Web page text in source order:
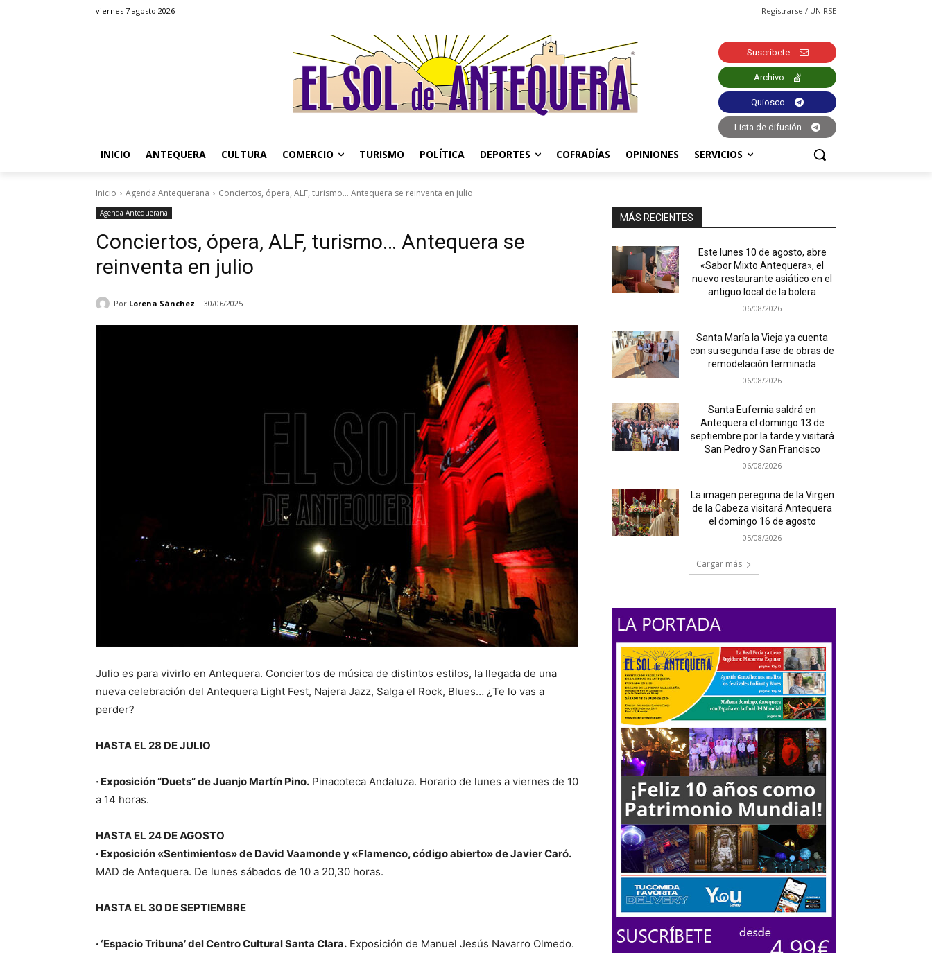
viernes 7 agosto 2026 Registrarse / UNIRSE
Suscríbete
Archivo
Quiosco
Lista de difusión
INICIO ANTEQUERA CULTURA COMERCIO TURISMO POLÍTICA DEPORTES COFRADÍAS OPINIONES SERVICIOS
Inicio Agenda Antequerana Conciertos, ópera, ALF, turismo... Antequera se reinventa en julio
Agenda Antequerana
Conciertos, ópera, ALF, turismo… Antequera se
reinventa en julio
Por Lorena Sánchez 30/06/2025
Julio es para vivirlo en Antequera. Conciertos de música de distintos estilos, la llegada de una
nueva celebración del Antequera Light Fest, Najera Jazz, Salga el Rock, Blues… ¿Te lo vas a
perder?
HASTA EL 28 DE JULIO
· Exposición “Duets” de Juanjo Martín Pino. Pinacoteca Andaluza. Horario de lunes a viernes de 10
a 14 horas.
HASTA EL 24 DE AGOSTO
· Exposición «Sentimientos» de David Vaamonde y «Flamenco, código abierto» de Javier Caró.
MAD de Antequera. De lunes sábados de 10 a 20,30 horas.
HASTA EL 30 DE SEPTIEMBRE
· ‘Espacio Tribuna’ del Centro Cultural Santa Clara. Exposición de Manuel Jesús Navarro Olmedo.
MÁS RECIENTES
Este lunes 10 de agosto, abre
«Sabor Mixto Antequera», el
nuevo restaurante asiático en el
antiguo local de la bolera
06/08/2026
Santa María la Vieja ya cuenta
con su segunda fase de obras de
remodelación terminada
06/08/2026
Santa Eufemia saldrá en
Antequera el domingo 13 de
septiembre por la tarde y visitará
San Pedro y San Francisco
06/08/2026
La imagen peregrina de la Virgen
de la Cabeza visitará Antequera
el domingo 16 de agosto
05/08/2026
Cargar más